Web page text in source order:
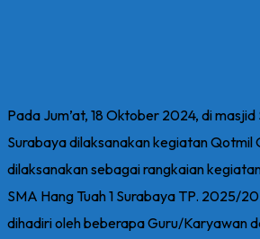
Pada Jum’at, 18 Oktober 2024, di masjid
Surabaya dilaksanakan kegiatan Qotmil
dilaksanakan sebagai rangkaian
SMA Hang Tuah 1 Surabaya TP. 2025/
dihadiri oleh beberapa Guru/Karyawan